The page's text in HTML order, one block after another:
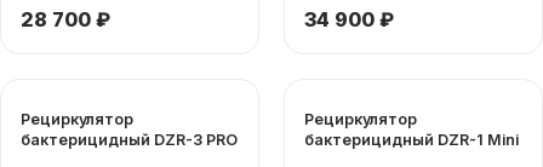
28 700 ₽ 34 900 ₽
Рециркулятор
бактерицидный DZR-3 PRO
Рециркулятор
бактерицидный DZR-1 Mini